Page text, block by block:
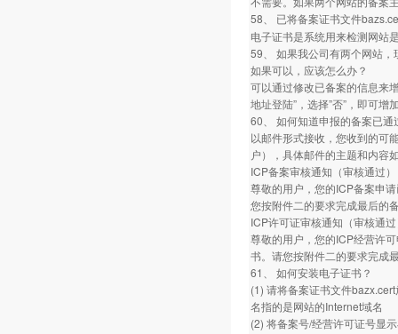
58、 已将备案证书文件
电子证书是系统用来检测网站
59、 如果我公司有两个网站
如果可以，应该怎么办？
可以通过修改已备案的信息来
地址登陆”，选择”否”，即可增
60、 如何知道申报的备案已
以邮件形式接收，您收到的可
户），具体邮件的主题和内容
ICP备案审核通知（审核通过
尊敬的用户，您的ICP备案申
您按附件二的要求完成最后的
ICP许可证审核通知（审核通
尊敬的用户，您的ICP经营许
书。请您按附件二的要求完成
61、 如何安装电子证书？
(1) 请将备案证书文件
名指的是网站的Internet域名
(2) 将备案号/经营许可证号显